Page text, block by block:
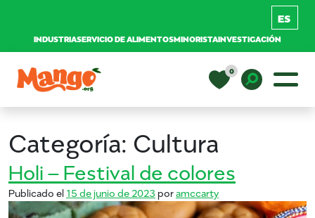
INDUSTRIASERVICIO DE ALIMENTOSMINORISTAINVESTIGACIÓN
Navegación principal
0
RECETAS
NUTRICIÓN
Categoría: Cultura
Holi – Festival de colores
Publicado el 15 de junio de 2023 poramccarty